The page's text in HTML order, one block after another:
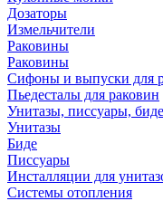
Дозаторы
Измельчители
Раковины
Раковины
Сифоны и выпуски для
Пьедесталы для раковин
Унитазы, писсуары, биде
Унитазы
Биде
Писсуары
Инсталляции для
Системы отопления